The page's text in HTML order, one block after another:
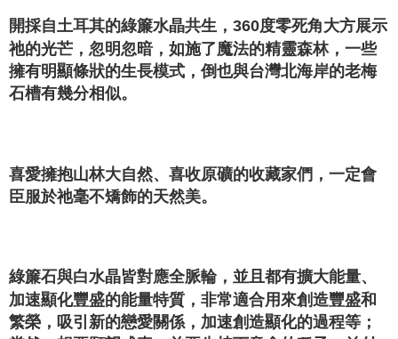
郵局幫你送（離島）
NT$80/pesanan | Penghantaran percuma untuk pesanan
NT$3,000 atau lebih
付款後門市自取
開採自土耳其的綠簾水晶共生，360度零死角大方展示
祂的光芒，忽明忽暗，如施了魔法的精靈森林，一些
擁有明顯條狀的生長模式，倒也與台灣北海岸的老梅
石槽有幾分相似。
喜愛擁抱山林大自然、喜收原礦的收藏家們，一定會
臣服於祂毫不矯飾的天然美。
綠簾石與白水晶皆對應全脈輪，並且都有擴大能量、
加速顯化豐盛的能量特質，非常適合用來創造豐盛和
繁榮，吸引新的戀愛關係，加速創造顯化的過程等；